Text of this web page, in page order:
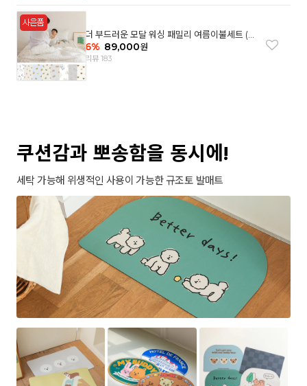
더 부드러운 모달 워싱 패밀리 여름이불세트 (8
컬러)
6% 89,000원
리뷰 183
쿠션감과 뽀송함을 동시에!
세탁 가능해 위생적인 사용이 가능한 규조토 발매트